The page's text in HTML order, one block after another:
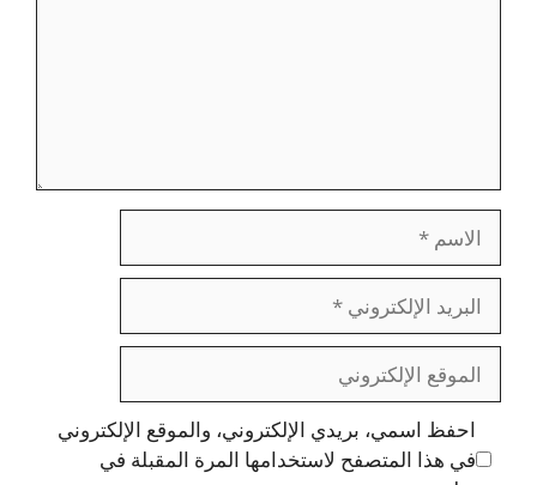
الإلكتروني
الإلكتروني
احفظ اسمي، بريدي الإلكتروني، والموقع الإلكتروني
في هذا المتصفح لاستخدامها المرة المقبلة في